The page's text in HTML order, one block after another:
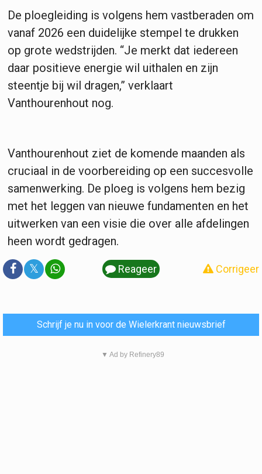
De ploegleiding is volgens hem vastberaden om
vanaf 2026 een duidelijke stempel te drukken
op grote wedstrijden. “Je merkt dat iedereen
daar positieve energie wil uithalen en zijn
steentje bij wil dragen,” verklaart
Vanthourenhout nog.
Vanthourenhout ziet de komende maanden als
cruciaal in de voorbereiding op een succesvolle
samenwerking. De ploeg is volgens hem bezig
met het leggen van nieuwe fundamenten en het
uitwerken van een visie die over alle afdelingen
heen wordt gedragen.
𝕏 Reageer Corrigeer
Schrijf je nu in voor de Wielerkrant nieuwsbrief
▼ Ad by Refinery89